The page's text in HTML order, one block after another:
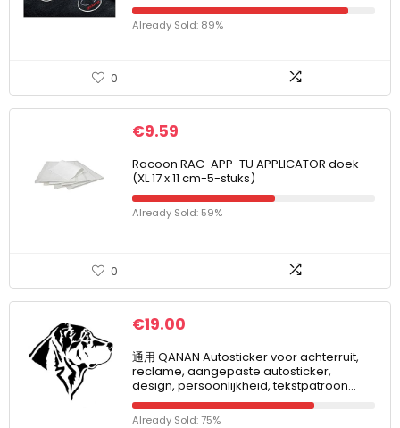
Already Sold: 89%
0
€9.59
Racoon RAC-APP-TU APPLICATOR doek
(XL 17 x 11 cm-5-stuks)
Already Sold: 59%
0
€19.00
通用 QANAN Autosticker voor achterruit,
reclame, aangepaste autosticker,
design, persoonlijkheid, tekstpatroon…
Already Sold: 75%